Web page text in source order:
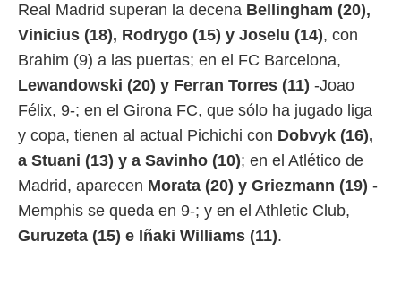
Real Madrid superan la decena Bellingham (20),
Vinicius (18), Rodrygo (15) y Joselu (14), con
Brahim (9) a las puertas; en el FC Barcelona,
Lewandowski (20) y Ferran Torres (11) -Joao
Félix, 9-; en el Girona FC, que sólo ha jugado liga
y copa, tienen al actual Pichichi con Dobvyk (16),
a Stuani (13) y a Savinho (10); en el Atlético de
Madrid, aparecen Morata (20) y Griezmann (19) -
Memphis se queda en 9-; y en el Athletic Club,
Guruzeta (15) e Iñaki Williams (11).